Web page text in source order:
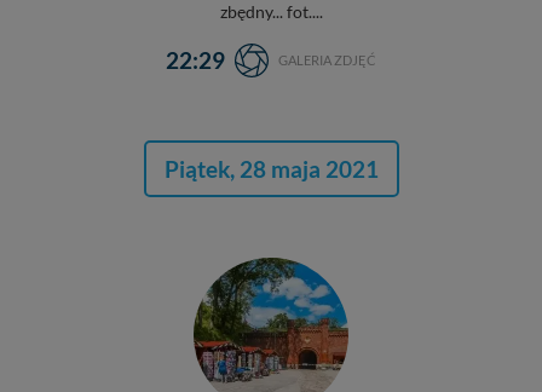
zbędny... fot....
22:29 GALERIA ZDJĘĆ
Piątek, 28 maja 2021